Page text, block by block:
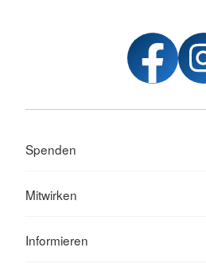
Spenden
Mitwirken
Informieren